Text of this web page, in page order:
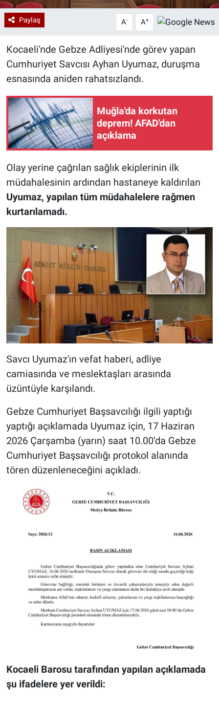
Paylaş A- A+
Kocaeli'nde Gebze Adliyesi'nde görev yapan
Cumhuriyet Savcısı Ayhan Uyumaz, duruşma
esnasında aniden rahatsızlandı.
Muğla'da korkutan
deprem! AFAD'dan
açıklama
Olay yerine çağrılan sağlık ekiplerinin ilk
müdahalesinin ardından hastaneye kaldırılan
Uyumaz, yapılan tüm müdahalelere rağmen
kurtarılamadı.
Savcı Uyumaz'ın vefat haberi, adliye
camiasında ve meslektaşları arasında
üzüntüyle karşılandı.
Gebze Cumhuriyet Başsavcılığı ilgili yaptığı
yaptığı açıklamada Uyumaz için, 17 Haziran
2026 Çarşamba (yarın) saat 10.00’da Gebze
Cumhuriyet Başsavcılığı protokol alanında
tören düzenleneceğini açıkladı.
Kocaeli Barosu tarafından yapılan açıklamada
şu ifadelere yer verildi:
Ramazan